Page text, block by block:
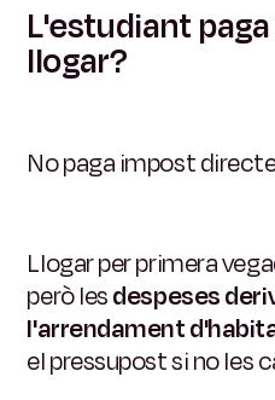
L'estudiant
llogar?
No paga impost
Llogar per primera
però lesdespeses
l'arrendament
el pressupost si no les